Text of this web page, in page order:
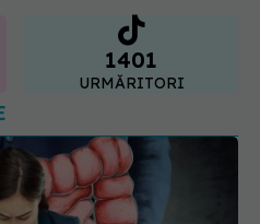
1401
URMĂRITORI